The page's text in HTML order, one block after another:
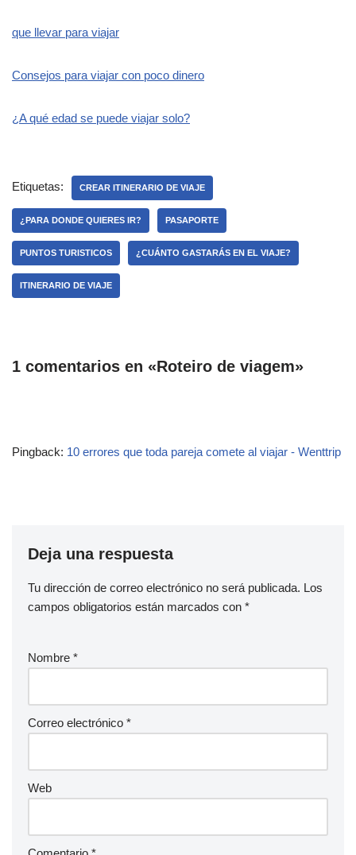
que llevar para viajar
Consejos para viajar con poco dinero
¿A qué edad se puede viajar solo?
Etiquetas: CREAR ITINERARIO DE VIAJE
¿PARA DONDE QUIERES IR? PASAPORTE
PUNTOS TURISTICOS ¿CUÁNTO GASTARÁS EN EL VIAJE?
ITINERARIO DE VIAJE
1 comentarios en «Roteiro de viagem»
Pingback: 10 errores que toda pareja comete al viajar - Wenttrip
Deja una respuesta
Tu dirección de correo electrónico no será publicada. Los
campos obligatorios están marcados con *
Nombre *
Correo electrónico *
Web